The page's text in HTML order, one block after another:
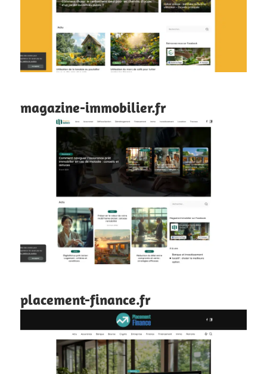
magazine-immobilier.fr
placement-finance.fr